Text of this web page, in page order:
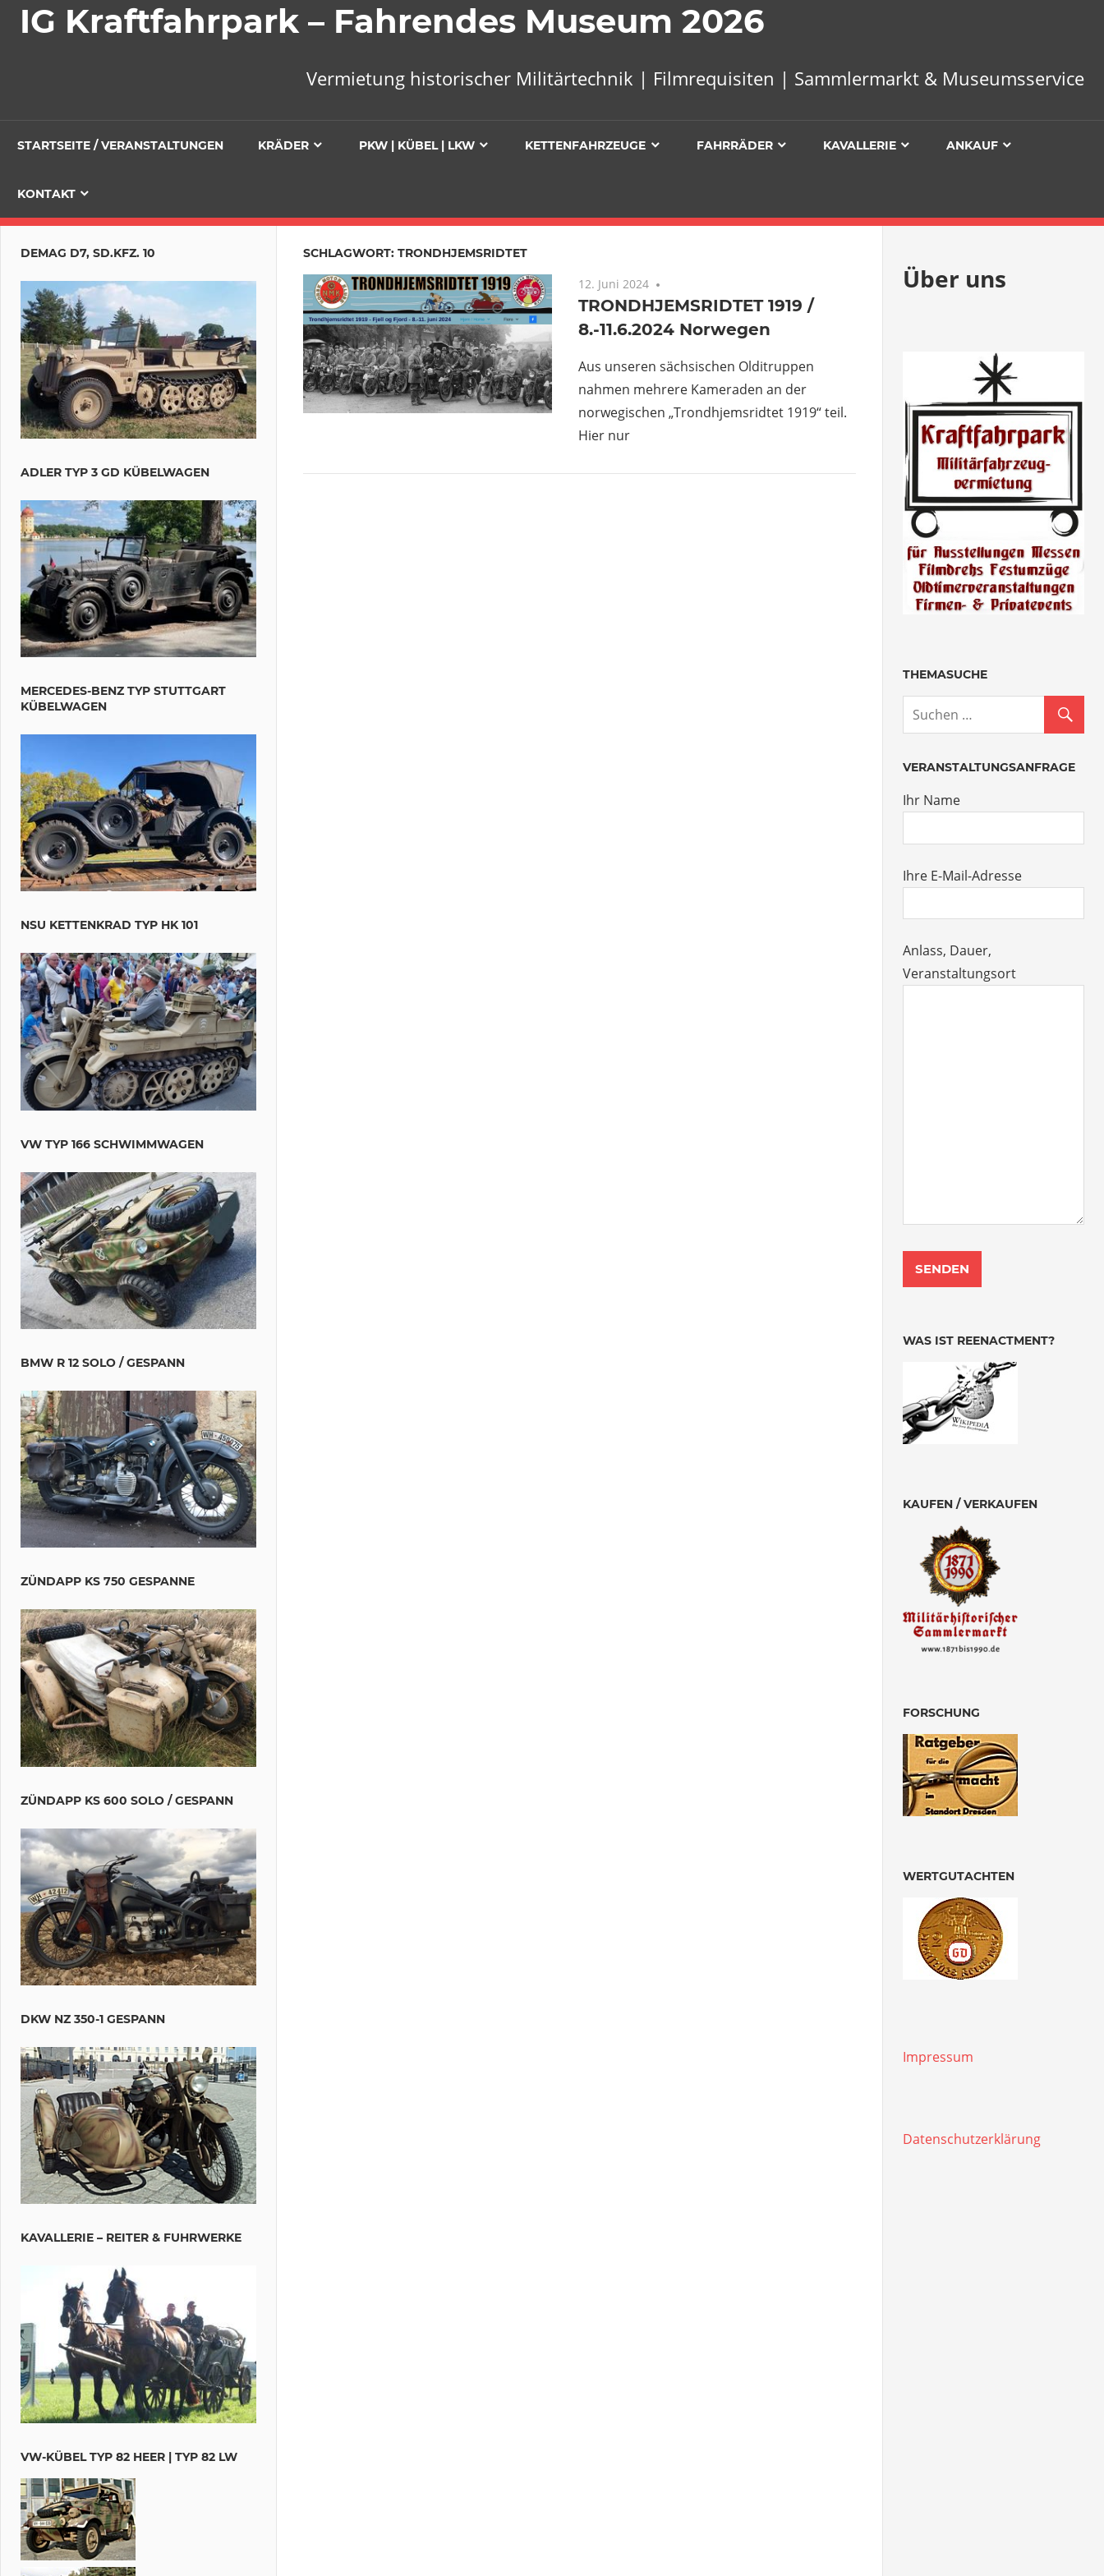
IG Kraftfahrpark – Fahrendes Museum 2026
Vermietung historischer Militärtechnik | Filmrequisiten | Sammlermarkt & Museumsservice
STARTSEITE / VERANSTALTUNGEN KRÄDER PKW | KÜBEL | LKW KETTENFAHRZEUGE FAHRRÄDER KAVALLERIE ANKAUF
KONTAKT
SCHLAGWORT: TRONDHJEMSRIDTET
12. Juni 2024
TRONDHJEMSRIDTET 1919 /
8.-11.6.2024 Norwegen
Aus unseren sächsischen Olditruppen
nahmen mehrere Kameraden an der
norwegischen „Trondhjemsridtet 1919“ teil.
Hier nur
DEMAG D7, SD.KFZ. 10
ADLER TYP 3 GD KÜBELWAGEN
MERCEDES-BENZ TYP STUTTGART
KÜBELWAGEN
NSU KETTENKRAD TYP HK 101
VW TYP 166 SCHWIMMWAGEN
BMW R 12 SOLO / GESPANN
ZÜNDAPP KS 750 GESPANNE
ZÜNDAPP KS 600 SOLO / GESPANN
DKW NZ 350-1 GESPANN
KAVALLERIE – REITER & FUHRWERKE
VW-KÜBEL TYP 82 HEER | TYP 82 LW
Über uns
THEMASUCHE
VERANSTALTUNGSANFRAGE
Ihr Name
Ihre E-Mail-Adresse
Anlass, Dauer,
Veranstaltungsort
WAS IST REENACTMENT?
KAUFEN / VERKAUFEN
FORSCHUNG
WERTGUTACHTEN
Impressum
Datenschutzerklärung